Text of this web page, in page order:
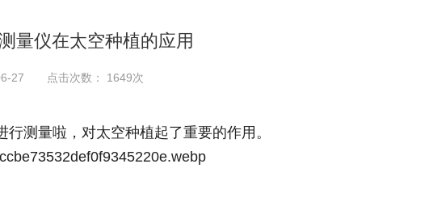
量仪在太空种植的应用
27 点击次数： 1649次
测量啦，对太空种植起了重要的作用。